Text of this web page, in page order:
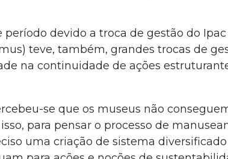
devido a troca de gestão do
teve, também, grandes trocas de
na continuidade de ações
se que os museus não
para pensar o processo de
uma criação de sistema